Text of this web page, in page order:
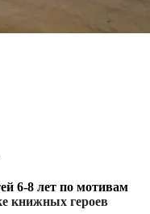
6-8 лет по мотивам
книжных героев